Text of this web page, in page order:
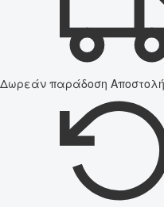
Δωρεάν παράδοση